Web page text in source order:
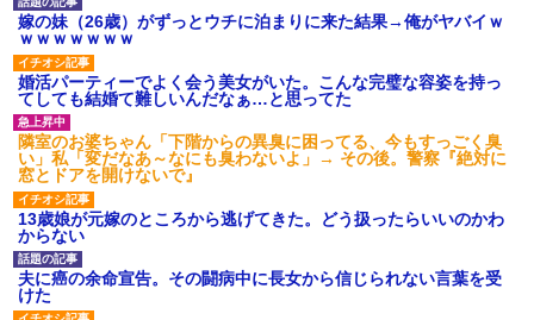
百年の恋12-899 食べた量を
張り合ってくる
【悲報】佐藤輝明・・・２軍
でも盛大にやらかす←あまり悲
しませないでくれ
嫁の妹（26歳）がずっとウチに泊まりに来た結果→俺がヤバイｗ
ｗｗｗｗｗｗｗ
婚活パーティーでよく会う美女がいた。こんな完璧な容姿を持っ
てしても結婚て難しいんだなぁ…と思ってた
隣室のお婆ちゃん「下階からの異臭に困ってる、今もすっごく臭
い」私「変だなあ～なにも臭わないよ」→ その後。警察『絶対に
窓とドアを開けないで』
13歳娘が元嫁のところから逃げてきた。どう扱ったらいいのかわ
からない
夫に癌の余命宣告。その闘病中に長女から信じられない言葉を受
けた